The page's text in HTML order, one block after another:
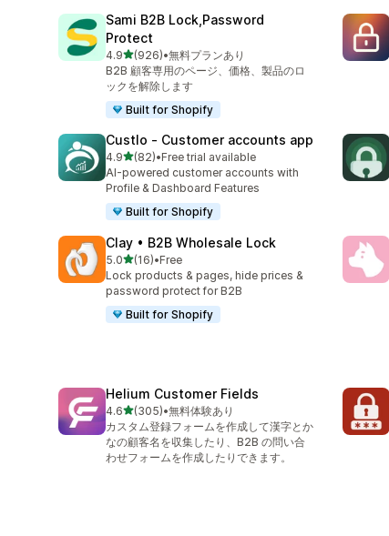
Sami B2B Lock,Password
Protect
4.95つ星中
(926)
合計レビュー数：926件
•無料プランあり
B2B 顧客専用のページ、価格、製品のロ
ックを解除します
Built for Shopify
Custlo ‑ Customer accounts app
4.95つ星中
(82)
合計レビュー数：82件
•Free trial available
AI-powered customer accounts with
Profile & Dashboard Features
Built for Shopify
Clay • B2B Wholesale Lock
5.05つ星中
(16)
合計レビュー数：16件
•Free
Lock products & pages, hide prices &
password protect for B2B
Built for Shopify
Helium Customer Fields
4.65つ星中
(305)
合計レビュー数：305件
•無料体験あり
カスタム登録フォームを作成して漢字とか
なの顧客名を収集したり、B2B の問い合
わせフォームを作成したりできます。